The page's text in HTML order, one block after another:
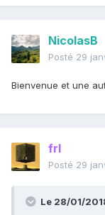
NicolasB
Posté 29
Bienvenue et une
frl
Posté 29
Le 28/01/